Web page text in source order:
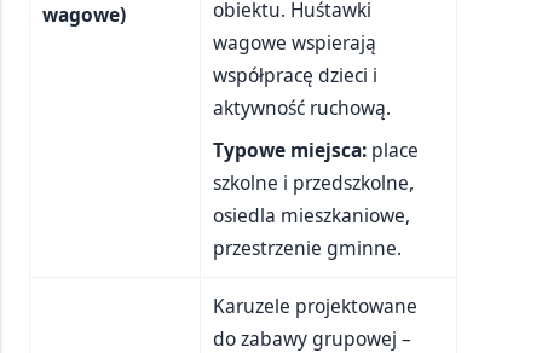
wagowe)
obiektu. Huśtawki
wagowe wspierają
współpracę dzieci i
aktywność ruchową.
Typowe miejsca: place
szkolne i przedszkolne,
osiedla mieszkaniowe,
przestrzenie gminne.
Karuzele projektowane
do zabawy grupowej –